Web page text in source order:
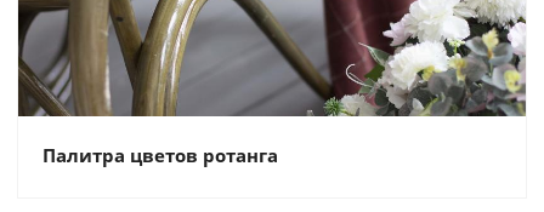
Палитра цветов ротанга